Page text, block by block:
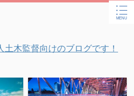
監督向けのブログです！